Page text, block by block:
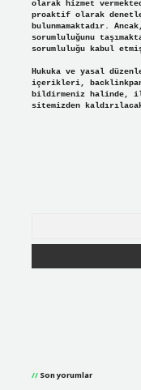
olarak hizmet
proaktif olarak
bulunmamaktadır.
sorumluluğunu
sorumluluğu kabul
Hukuka ve yasal
içerikleri,
bildirmeniz halinde,
sitemizden
Son yorumlar